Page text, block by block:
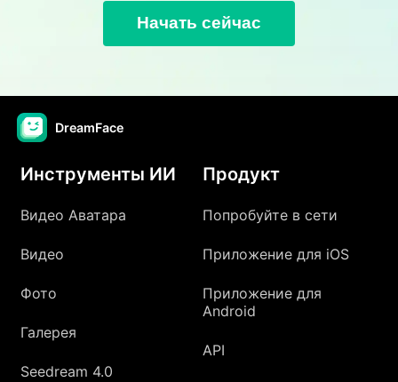
Начать сейчас
DreamFace
Инструменты ИИ
Видео Аватара
Видео
Фото
Галерея
Seedream 4.0
Продукт
Попробуйте в сети
Приложение для iOS
Приложение для
Android
API